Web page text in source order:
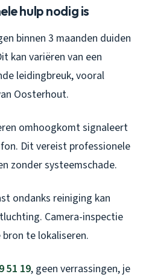
hulp nodig is
binnen 3 maanden duiden
kan variëren van een
leidingbreuk, vooral
Oosterhout.
omhoogkomt signaleert
Dit vereist professionele
zonder systeemschade.
ondanks reiniging kan
Camera-inspectie
te lokaliseren.
51 19, geen verrassingen, je